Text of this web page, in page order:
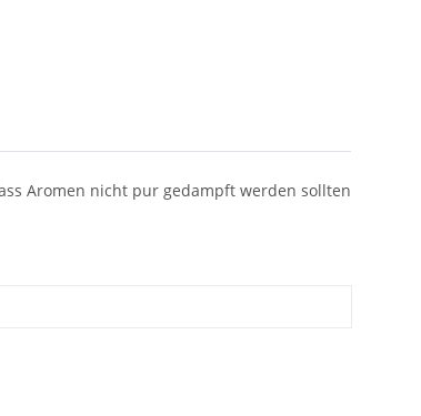
Aromen nicht pur gedampft werden sollten